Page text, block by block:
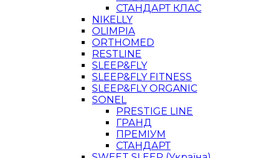
СТАНДАРТ КЛАС
NIKELLY
OLIMPIA
ORTHOMED
RESTLINE
SLEEP&FLY
SLEEP&FLY FITNESS
SLEEP&FLY ORGANIC
SONEL
PRESTIGE LINE
ГРАНД
ПРЕМІУМ
СТАНДАРТ